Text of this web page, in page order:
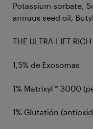
Potassium sorbate,
annuus seed oil,
THE ULTRA-LIFT
1,5% de Exosomas
1% Matrixyl™ 3000
1% Glutatión